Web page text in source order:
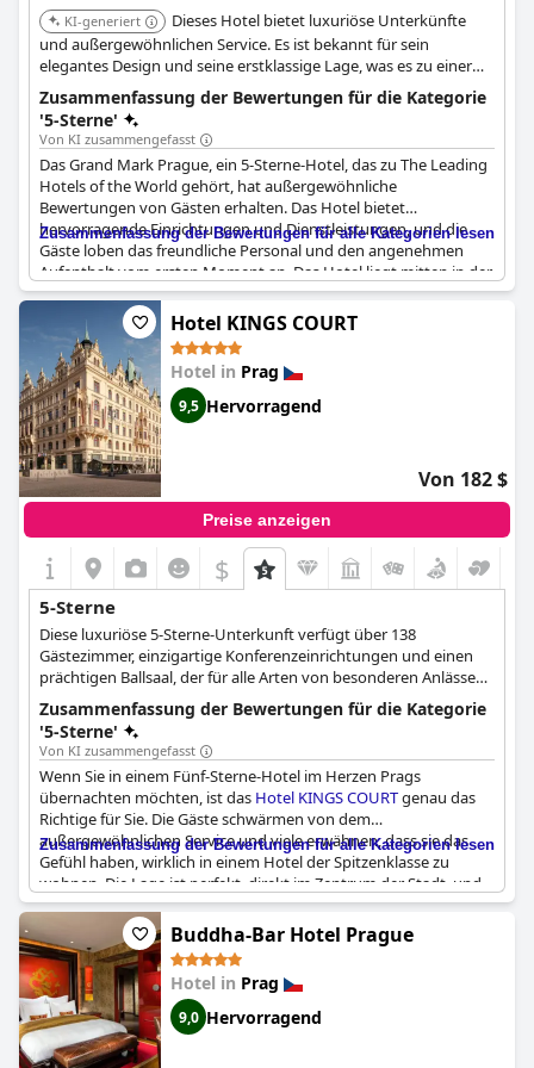
KI-generiert
Dieses Hotel bietet luxuriöse Unterkünfte
und außergewöhnlichen Service. Es ist bekannt für sein
elegantes Design und seine erstklassige Lage, was es zu einer
Top-Wahl für anspruchsvolle Reisende macht, die ein High-End-
Erlebnis suchen.
Zusammenfassung der Bewertungen für die Kategorie
'5-Sterne'
Von KI zusammengefasst
Das Grand Mark Prague, ein 5-Sterne-Hotel, das zu The Leading
Hotels of the World gehört, hat außergewöhnliche
Bewertungen von Gästen erhalten. Das Hotel bietet
hervorragende Einrichtungen und Dienstleistungen, und die
Gäste loben das freundliche Personal und den angenehmen
Aufenthalt vom ersten Moment an. Das Hotel liegt mitten in der
Stadt und ist doch eine Oase der Entspannung mit einem
wunderschönen Spa und Garten. Der Service ist erstklassig und
entspricht der 5-Sterne-Bewertung. Das Personal ist sehr
zuvorkommend und bemüht, dass sich die Gäste während ihres
gesamten Aufenthalts wohl fühlen. Auch die Preise sind für ein
5-Sterne-Hotel sehr günstig. Alles in allem ist das The Grand
Mark Prague eine fantastische Option für alle, die einen
außergewöhnlichen und entspannenden Aufenthalt in dieser
schönen Stadt suchen.
Zusammenfassung der Bewertungen für alle Kategorien lesen
Hotel KINGS COURT
Hotel in Prag
9,5 Hervorragend
Von 182 $
Preise anzeigen
$
5-Sterne
Diese luxuriöse 5-Sterne-Unterkunft verfügt über 138
Gästezimmer, einzigartige Konferenzeinrichtungen und einen
prächtigen Ballsaal, der für alle Arten von besonderen Anlässen
und Hochzeiten geeignet ist.
Zusammenfassung der Bewertungen für die Kategorie
'5-Sterne'
Von KI zusammengefasst
Wenn Sie in einem Fünf-Sterne-Hotel im Herzen Prags
übernachten möchten, ist das Hotel KINGS COURTgenau das
Richtige für Sie. Die Gäste schwärmen von dem
außergewöhnlichen Service und viele erwähnen, dass sie das
Gefühl haben, wirklich in einem Hotel der Spitzenklasse zu
wohnen. Die Lage ist perfekt, direkt im Zentrum der Stadt, und
die Zimmer sind geräumig und gut ausgestattet mit luxuriösen
Bädern. Das Frühstück zeichnet sich durch eine große Vielfalt an
Optionen aus, darunter sogar Sushi. Trotz des hohen
Qualitätsniveaus waren viele Gäste von dem günstigen Preis
angenehm überrascht. Alles in allem ist es klar, warum so viele
Gäste dieses Hotel empfehlen und wiederkommen wollen - es
übertrifft wirklich alle Erwartungen.
Zusammenfassung der Bewertungen für alle Kategorien lesen
Buddha-Bar Hotel Prague
Hotel in Prag
9,0 Hervorragend